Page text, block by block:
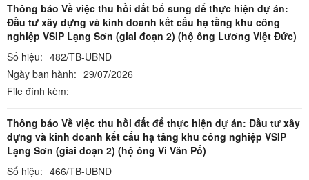
Thông báo Về việc thu hồi đất bổ sung để thực hiện dự án:
Đầu tư xây dựng và kinh doanh kết cấu hạ tầng khu công
nghiệp VSIP Lạng Sơn (giai đoạn 2) (hộ ông Lương Việt Đức)
Số hiệu: 482/TB-UBND
Ngày ban hành: 29/07/2026
File đính kèm:
Thông báo Về việc thu hồi đất để thực hiện dự án: Đầu tư xây
dựng và kinh doanh kết cấu hạ tầng khu công nghiệp VSIP
Lạng Sơn (giai đoạn 2) (hộ ông Vi Văn Pố)
Số hiệu: 466/TB-UBND